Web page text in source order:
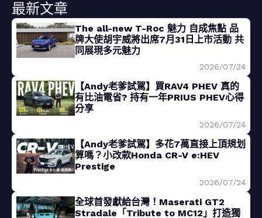
最新文章
The all-new T-Roc 魅力 自成焦點 品
牌大使胡宇威將出席7月31日上市活動 共
同展現多元魅力
2026/07/24
【Andy老爹試駕】買RAV4 PHEV 真的
有比油電省? 持有一年PRIUS PHEV心得
分享
2026/07/24
【Andy老爹試駕】多花7萬直接上頂規划
算嗎？小改款Honda CR-V e:HEV
Prestige
2026/07/24
全球首發獻給台灣！Maserati GT2
Stradale「Tribute to MC12」打造獨